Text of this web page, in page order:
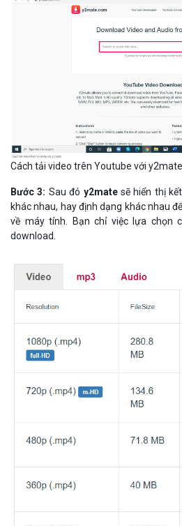
Cách tải video trên Youtube với y2mate
Bước 3: Sau đó y2mate sẽ hiển thị
khác nhau, hay định dạng khác nhau
về máy tính. Bạn chỉ việc lựa chọn
download.